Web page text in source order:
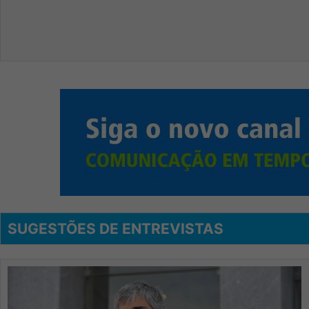
SUGESTÕES DE ENTREVISTAS